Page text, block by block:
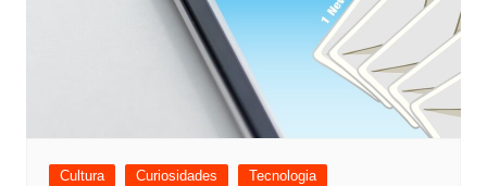
Cultura Curiosidades Tecnologia